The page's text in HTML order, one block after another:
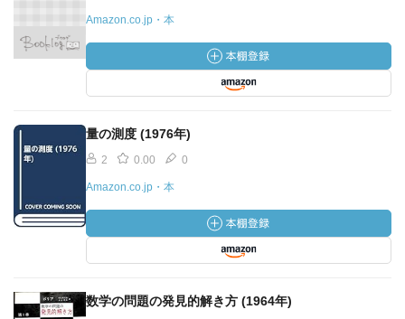
Amazon.co.jp・本
量の測度 (1976年)
2 0.00 0
Amazon.co.jp・本
数学の問題の発見的解き方 (1964年)